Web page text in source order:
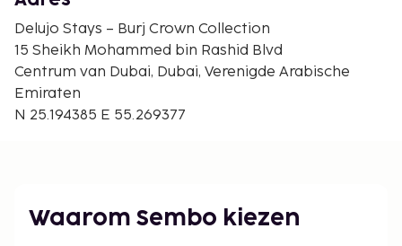
Waterkanaal van Dubai - 1,9 km
Coca-Cola Arena - 2 km
Waterval in waterkanaal van Dubai - 2,2 km
Stadswandeling - 2,4 km
Derby Kunstgalerij - 2,8 km
Boulevard at Emirates Towers - 3,3 km
Sharjah (SHJ-Sharjah Intl.) - 40,1 km
Dubai (DWC-Al Maktoum Intl.) - 51 km
Delujo Stays – Burj Crown Collection
15 Sheikh Mohammed bin Rashid Blvd
Centrum van Dubai, Dubai, Verenigde Arabische
Emiraten
N 25.194385 E 55.269377
Waarom Sembo kiezen